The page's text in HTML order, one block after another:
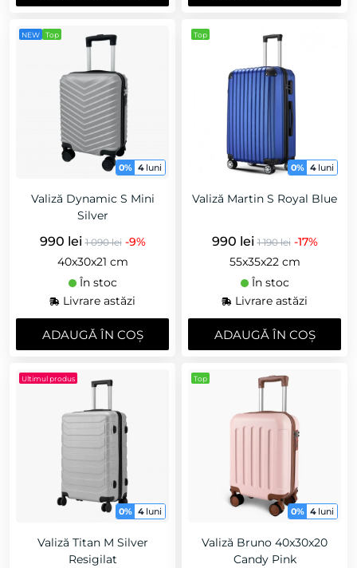
NEW Top
0% 4 luni
Valiză Dynamic S Mini
Silver
990 lei 1 090 lei -9%
40x30x21 cm
În stoc
Livrare astăzi
ADAUGǍ ÎN COȘ
Top
0% 4 luni
Valiză Martin S Royal Blue
990 lei 1 190 lei -17%
55x35x22 cm
În stoc
Livrare astăzi
ADAUGǍ ÎN COȘ
Ultimul produs
0% 4 luni
Valiză Titan M Silver
Resigilat
Top
0% 4 luni
Valiză Bruno 40x30x20
Candy Pink